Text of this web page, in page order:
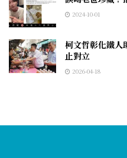
2024-10-01
柯文哲彰化鐵
止對立
2026-04-18